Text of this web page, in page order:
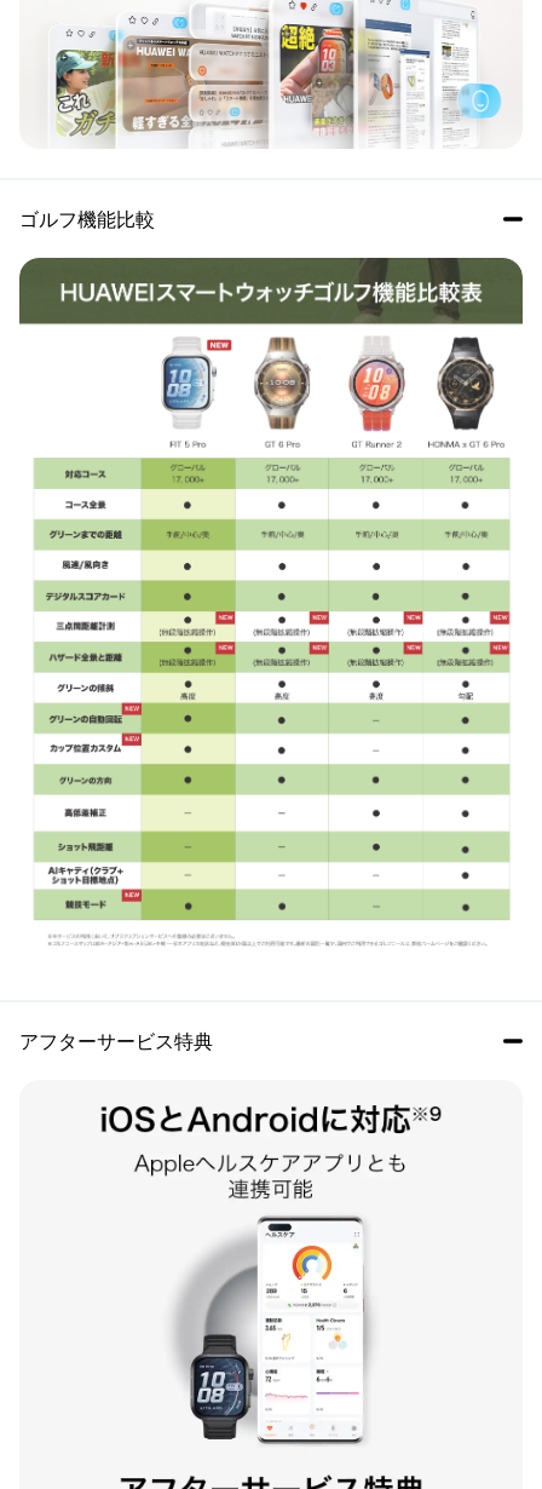
ゴルフ機能比較
アフターサービス特典